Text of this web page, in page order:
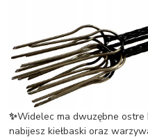
✨Widelec ma dwuzębne ostre
nabijesz kiełbaski oraz